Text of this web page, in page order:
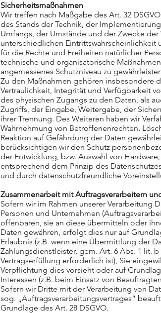
Sicherheitsmaßnahmen
Wir treffen nach Maßgabe des Art. 32
des Stands der Technik, der
Umfangs, der Umstände und der Zwecke
unterschiedlichen Eintrittswahrscheinlichkeit
für die Rechte und Freiheiten natürlicher
technische und organisatorische
angemessenes Schutzniveau zu
Zu den Maßnahmen gehören insbesondere
Vertraulichkeit, Integrität und Verfügbarkeit
des physischen Zugangs zu den Daten, als
Zugriffs, der Eingabe, Weitergabe, der
ihrer Trennung. Des Weiteren haben wir
Wahrnehmung von Betroffenenrechten,
Reaktion auf Gefährdung der Daten
berücksichtigen wir den Schutz
der Entwicklung, bzw. Auswahl von
entsprechend dem Prinzip des
und durch datenschutzfreundliche
Zusammenarbeit mit Auftragsverarbeitern
Sofern wir im Rahmen unserer Verarbeitung
Personen und Unternehmen
offenbaren, sie an diese übermitteln oder
Daten gewähren, erfolgt dies nur auf
Erlaubnis (z.B. wenn eine Übermittlung der
Zahlungsdienstleister, gem. Art. 6 Abs. 1 lit. b
Vertragserfüllung erforderlich ist), Sie
Verpflichtung dies vorsieht oder auf
Interessen (z.B. beim Einsatz von
Sofern wir Dritte mit der Verarbeitung von
sog. „Auftragsverarbeitungsvertrages“
Grundlage des Art. 28 DSGVO.